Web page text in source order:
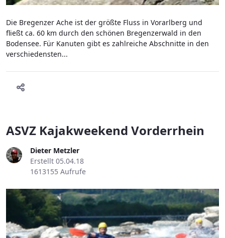
Die Bregenzer Ache ist der größte Fluss in Vorarlberg und
fließt ca. 60 km durch den schönen Bregenzerwald in den
Bodensee. Für Kanuten gibt es zahlreiche Abschnitte in den
verschiedensten...
ASVZ Kajakweekend Vorderrhein
Dieter Metzler
Erstellt 05.04.18
1613155 Aufrufe